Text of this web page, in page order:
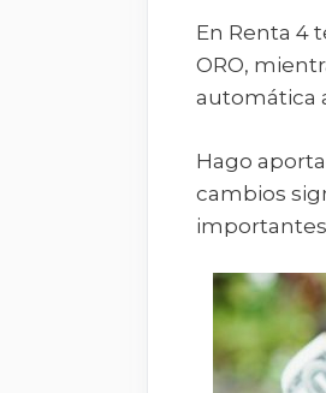
En Renta 4
ORO,
automática
Hago
cambios